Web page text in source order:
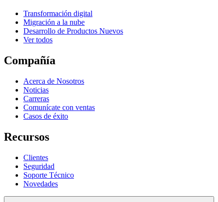
Transformación digital
Migración a la nube
Desarrollo de Productos Nuevos
Ver todos
Compañía
Acerca de Nosotros
Noticias
Carreras
Comunícate con ventas
Casos de éxito
Recursos
Clientes
Seguridad
Soporte Técnico
Novedades